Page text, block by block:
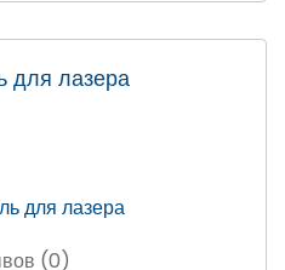
для лазера
(0)